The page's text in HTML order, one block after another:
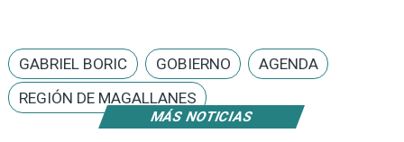
MÁS NOTICIAS
GABRIEL BORIC GOBIERNO
AGENDA
REGIÓN DE MAGALLANES